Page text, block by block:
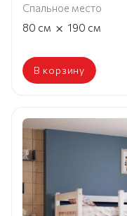
Спальное место
80 см × 190 см
В корзину